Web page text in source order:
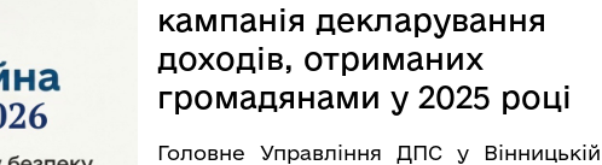
кампанія декларування
доходів, отриманих
громадянами у 2025 році
Головне Управління ДПС у Вінницькій